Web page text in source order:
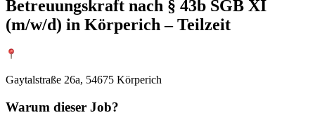
Betreuungskraft nach § 43b SGB XI
(m/w/d) in Körperich – Teilzeit
Gaytalstraße 26a, 54675 Körperich
Warum dieser Job?